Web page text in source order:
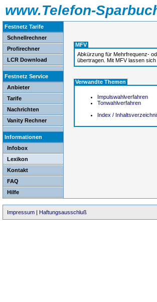
www.Telefon-
Festnetz Tarife
Schnellrechner
Profirechner
LCR Download
Festnetz Service
Anbieter
Tarife
Nachrichten
Vanity Rechner
Informationen
Infobox
Lexikon
Kontakt
FAQ
Hilfe
MFV
Abkürzung für Mehrfrequenz-
übertragen. Mit MFV lassen
Verwandte Themen
Impulswahlverfahren
Tonwahlverfahren
Index /
Impressum | Haftungsausschluß